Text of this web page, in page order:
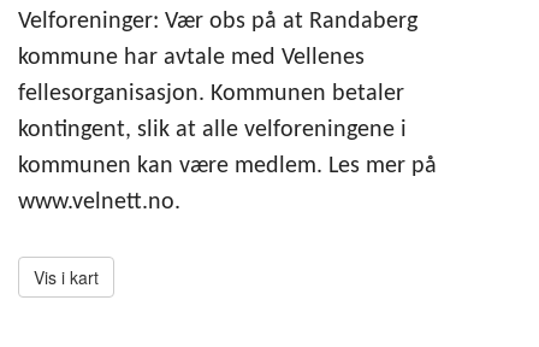
Velforeninger: Vær obs på at Randaberg
kommune har avtale med Vellenes
fellesorganisasjon. Kommunen betaler
kontingent, slik at alle velforeningene i
kommunen kan være medlem. Les mer på
www.velnett.no.